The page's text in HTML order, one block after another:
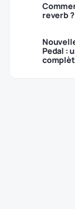
reverb ?
Pedal :